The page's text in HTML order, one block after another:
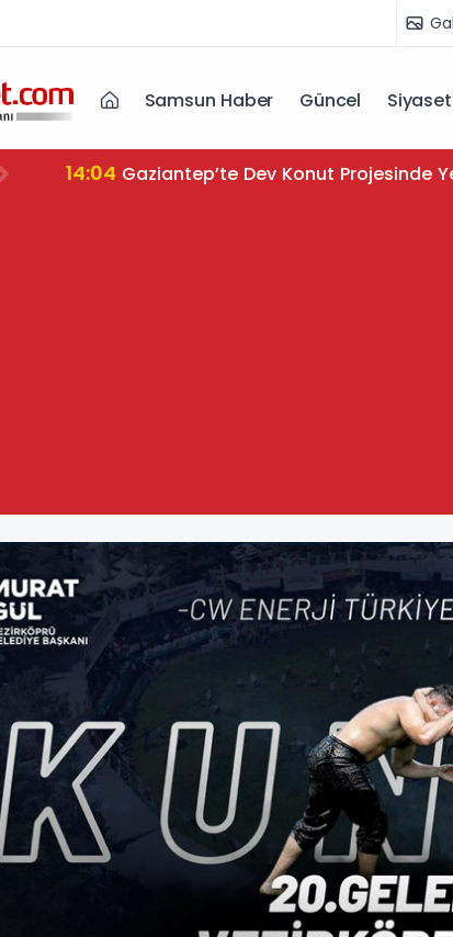
Samsun Haber Güncel Siyaset
14:04 Gaziantep’te Dev Konut Projesinde